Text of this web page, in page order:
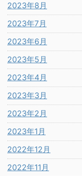
2023年8月
2023年7月
2023年6月
2023年5月
2023年4月
2023年3月
2023年2月
2023年1月
2022年12月
2022年11月